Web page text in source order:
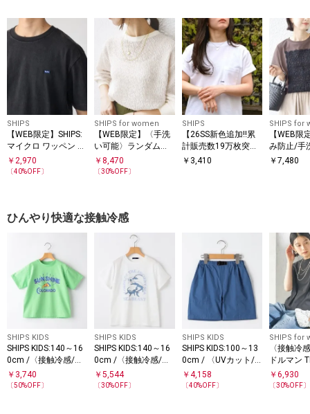
SHIPS
【WEB限定】SHIPS:
マイクロ ワッペン フ
ェード Tシャツ
￥ 2,970
〔40%OFF〕
SHIPS for women
【WEB限定】〈手洗
い可能〉ランダムブ
ルーゼ ロングスリー
ブ プルオーバー
￥8,470
〔30%OFF〕
SHIPS
【26SS新色追加!!累
計販売数19万枚突
破!!】【WEB限定】S
￥ 3,410
SHIPS for
【WEB限
み防止/手
クロシェ
￥7,480
ひんやり快適な接触冷感
SHIPS KIDS
SHIPS KIDS:140～16
0cm /〈接触冷感/吸
水速乾〉ピザ モチー
フ 半袖 TEE
￥ 3,740
〔50%OFF〕
SHIPS KIDS
SHIPS KIDS:140～16
0cm /〈接触冷感/吸
水速乾〉シービース
ト 半袖 Tシャツ
￥5,544
〔30%OFF〕
SHIPS KIDS
SHIPS KIDS:100～13
0cm / 〈UVカット/
接触冷感〉カラーシ
ョーツ
￥ 4,158
〔40%OFF〕
SHIPS for
〈接触冷
ドルマン
￥6,930
〔30%OFF〕